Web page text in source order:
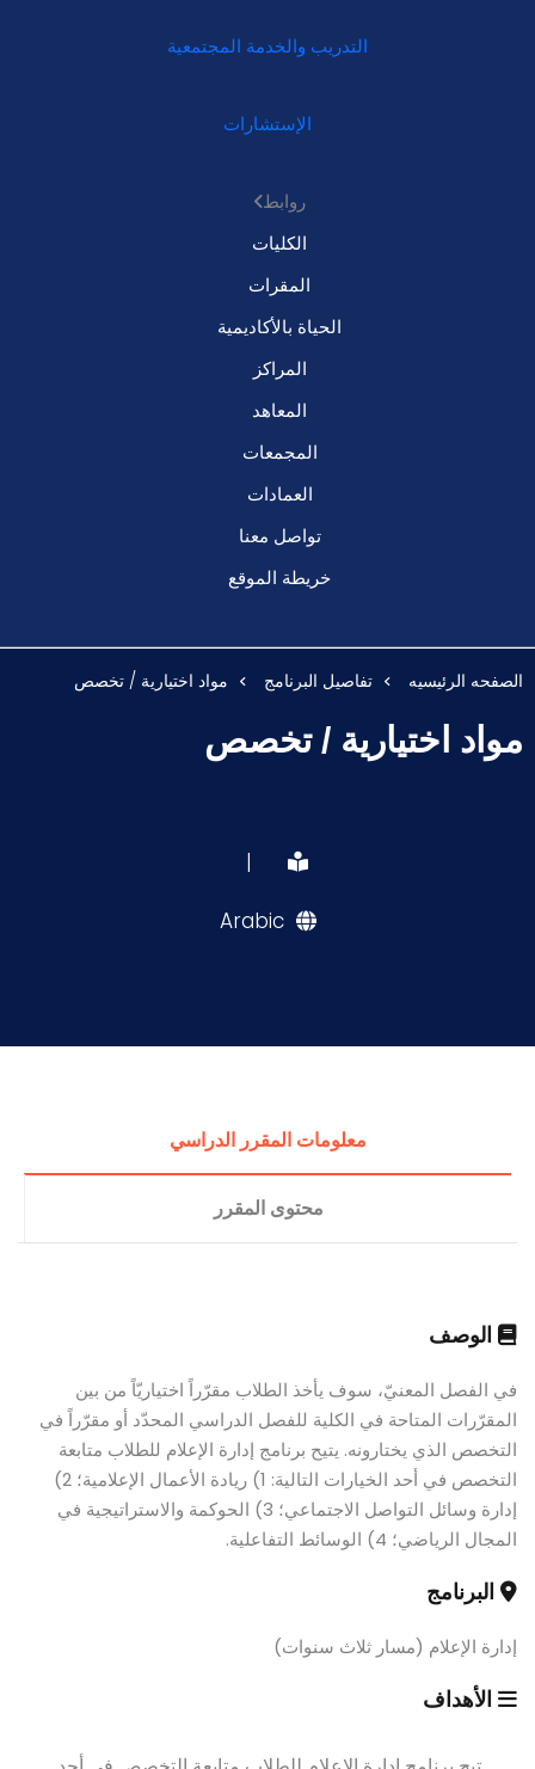
التدريب والخدمة المجتمعية
الإستشارات
روابط
الكليات
المقرات
الحياة بالأكاديمية
المراكز
المعاهد
المجمعات
العمادات
تواصل معنا
خريطة الموقع
الصفحه الرئيسيه تفاصيل البرنامج مواد اختيارية / تخصص
مواد اختيارية / تخصص
|
Arabic
معلومات المقرر الدراسي
محتوى المقرر
الوصف
في الفصل المعنيّ، سوف يأخذ الطلاب مقرّراً اختياريّاً من بين
المقرّرات المتاحة في الكلية للفصل الدراسي المحدّد أو مقرّراً في
التخصص الذي يختارونه. يتيح برنامج إدارة الإعلام للطلاب متابعة
التخصص في أحد الخيارات التالية: 1) ريادة الأعمال الإعلامية؛ 2)
إدارة وسائل التواصل الاجتماعي؛ 3) الحوكمة والاستراتيجية في
المجال الرياضي؛ 4) الوسائط التفاعلية.
البرنامج
إدارة الإعلام (مسار ثلاث سنوات)
الأهداف